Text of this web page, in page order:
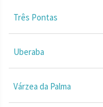
Três Pontas
Uberaba
Várzea da Palma